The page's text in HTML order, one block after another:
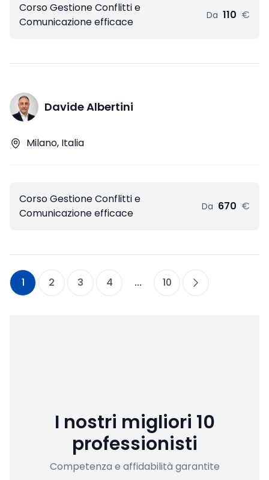
Corso Gestione Conflitti e
Comunicazione efficace
Da 110 €
Davide Albertini
Milano, Italia
Corso Gestione Conflitti e
Comunicazione efficace
Da 670 €
1 2 3 4 ... 10
I nostri migliori 10
professionisti
Competenza e affidabilità garantite